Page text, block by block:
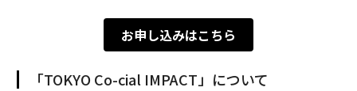
お申し込みはこちら
「TOKYO Co-cial IMPACT」について